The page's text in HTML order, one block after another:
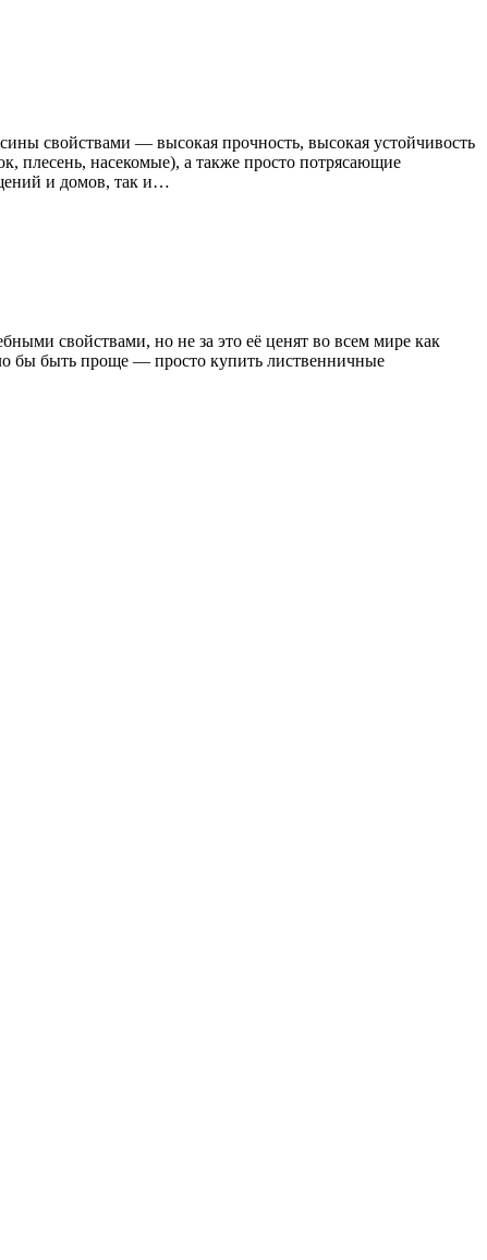
свойствами — высокая прочность, высокая устойчивость
плесень, насекомые), а также просто потрясающие
и домов, так и…
свойствами, но не за это её ценят во всем мире как
бы быть проще — просто купить лиственничные